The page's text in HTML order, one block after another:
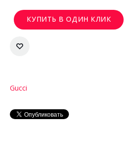
КУПИТЬ В ОДИН КЛИК
Gucci